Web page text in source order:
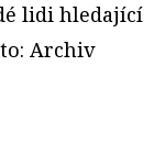
lidi hledající
Archiv